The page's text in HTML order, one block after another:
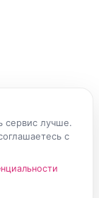
сервис лучше.
с